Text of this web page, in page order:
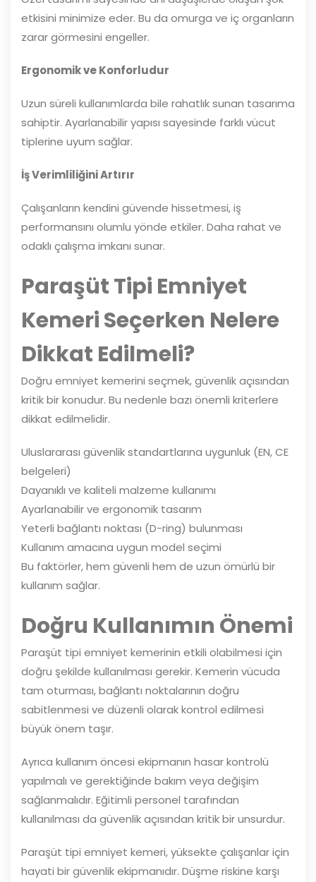
etkisini minimize eder. Bu da omurga ve iç organların
zarar görmesini engeller.
Ergonomik ve Konforludur
Uzun süreli kullanımlarda bile rahatlık sunan tasarıma
sahiptir. Ayarlanabilir yapısı sayesinde farklı vücut
tiplerine uyum sağlar.
İş Verimliliğini Artırır
Çalışanların kendini güvende hissetmesi, iş
performansını olumlu yönde etkiler. Daha rahat ve
odaklı çalışma imkanı sunar.
Paraşüt Tipi Emniyet
Kemeri Seçerken Nelere
Dikkat Edilmeli?
Doğru emniyet kemerini seçmek, güvenlik açısından
kritik bir konudur. Bu nedenle bazı önemli kriterlere
dikkat edilmelidir.
Uluslararası güvenlik standartlarına uygunluk (EN, CE
belgeleri)
Dayanıklı ve kaliteli malzeme kullanımı
Ayarlanabilir ve ergonomik tasarım
Yeterli bağlantı noktası (D-ring) bulunması
Kullanım amacına uygun model seçimi
Bu faktörler, hem güvenli hem de uzun ömürlü bir
kullanım sağlar.
Doğru Kullanımın Önemi
Paraşüt tipi emniyet kemerinin etkili olabilmesi için
doğru şekilde kullanılması gerekir. Kemerin vücuda
tam oturması, bağlantı noktalarının doğru
sabitlenmesi ve düzenli olarak kontrol edilmesi
büyük önem taşır.
Ayrıca kullanım öncesi ekipmanın hasar kontrolü
yapılmalı ve gerektiğinde bakım veya değişim
sağlanmalıdır. Eğitimli personel tarafından
kullanılması da güvenlik açısından kritik bir unsurdur.
Paraşüt tipi emniyet kemeri, yüksekte çalışanlar için
hayati bir güvenlik ekipmanıdır. Düşme riskine karşı